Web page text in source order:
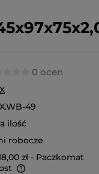
0 ocen
49
ilość
robocze
zł - Paczkomat